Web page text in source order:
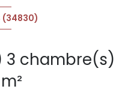
(34830)
90 m²